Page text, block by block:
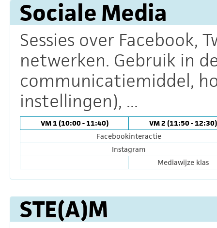
Sociale Media
Sessies over Facebook,
netwerken. Gebruik in
communicatiemiddel,
instellingen), ...
VM 1 (10:00 - 11:40)
VM 2 (11:50 - 12:30)
Facebookinteractie
Instagram
Mediawijze klas
STE(A)M